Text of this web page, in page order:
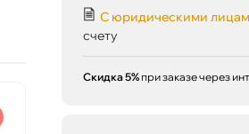
С юридическими
счету
Скидка 5% при заказе через